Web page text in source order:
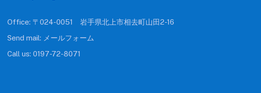
Office: 〒024-0051 岩手県北上市相去町山田2-16
Send mail: メールフォーム
Call us: 0197-72-8071